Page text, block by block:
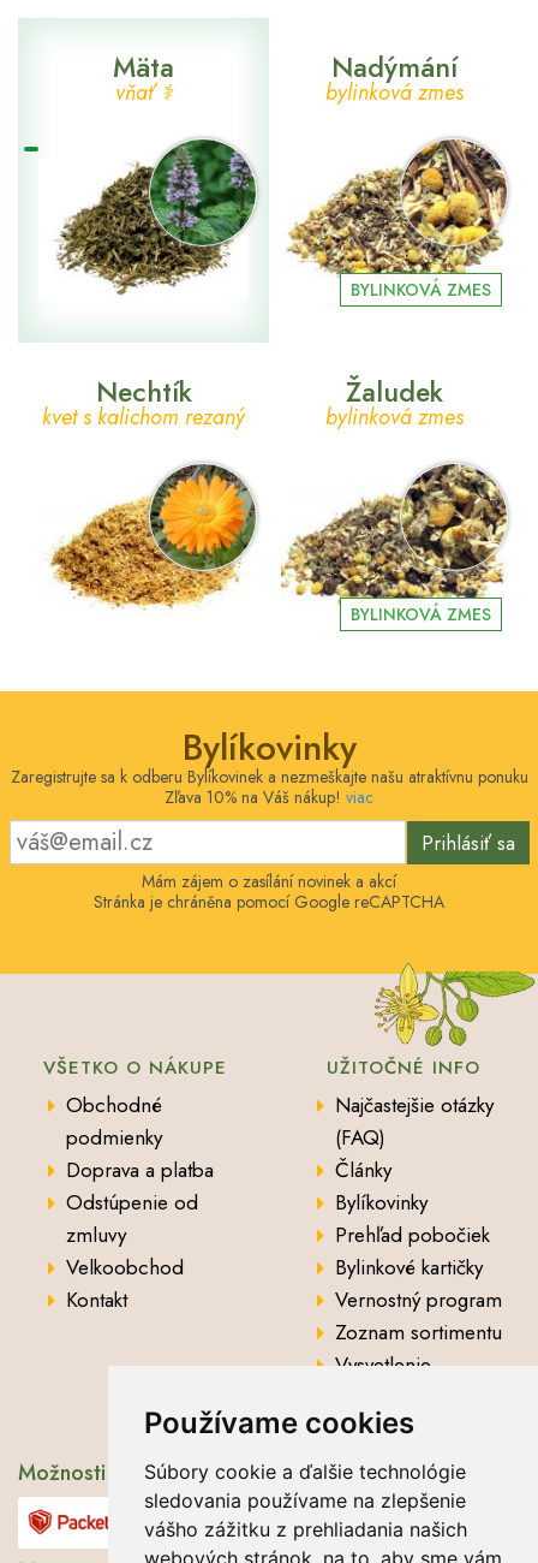
Používame cookies
Súbory cookie a ďalšie technológie
sledovania používame na zlepšenie
vášho zážitku z prehliadania našich
webových stránok, na to, aby sme vám
Mäta
vňať ⚕
Nadýmání
bylinková zmes
BYLINKOVÁ ZMES
Nechtík
kvet s kalichom rezaný
Žaludek
bylinková zmes
BYLINKOVÁ ZMES
Bylíkovinky
Zaregistrujte sa k odberu Bylíkovinek a nezmeškajte našu atraktívnu ponuku
Zľava 10% na Váš nákup! viac
Prihlásiť sa
Mám zájem o zasílání novinek a akcí
Stránka je chráněna pomocí Google reCAPTCHA
VŠETKO O NÁKUPE
Obchodné
podmienky
Doprava a platba
Odstúpenie od
zmluvy
Velkoobchod
Kontakt
UŽITOČNÉ INFO
Najčastejšie otázky
(FAQ)
Články
Bylíkovinky
Prehľad pobočiek
Bylinkové kartičky
Vernostný program
Zoznam sortimentu
Vysvetlenie
Možnosti dopravy